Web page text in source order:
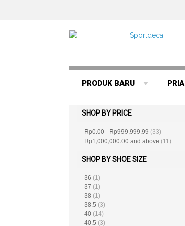
PRODUK BARU PRIA
SHOP BY PRICE
Rp0.00 - Rp999,999.99 (33)
Rp1,000,000.00 and above (11)
SHOP BY SHOE SIZE
36 (1)
37 (1)
38 (1)
38.5 (3)
40 (14)
40.5 (3)